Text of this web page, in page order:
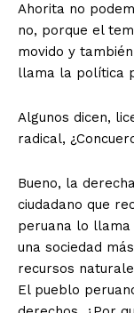
Ahorita no
no, porque el
movido y
llama la política
Algunos dicen,
radical,
Bueno, la
ciudadano que
peruana lo llama
una sociedad
recursos
El pueblo